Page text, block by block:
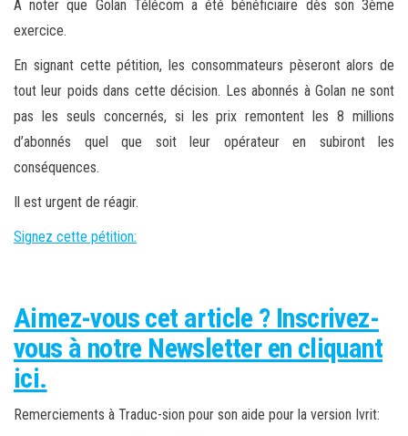
A noter que Golan Télécom a été bénéficiaire dès son 3ème
exercice.
En signant cette pétition, les consommateurs pèseront alors de
tout leur poids dans cette décision. Les abonnés à Golan ne sont
pas les seuls concernés, si les prix remontent les 8 millions
d’abonnés quel que soit leur opérateur en subiront les
conséquences.
Il est urgent de réagir.
Signez cette pétition:
Aimez-vous cet article ? Inscrivez-
vous à notre Newsletter en cliquant
ici.
Remerciements à Traduc-sion pour son aide pour la version Ivrit: